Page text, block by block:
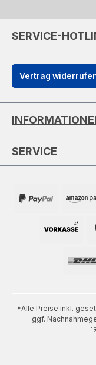
SERVICE-
Vertrag
SERVICE
*Alle Preise inkl.
ggf.